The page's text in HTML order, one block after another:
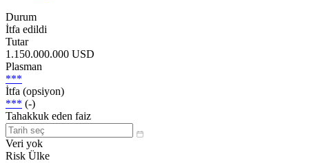
Durum
İtfa edildi
Tutar
1.150.000.000 USD
Plasman
***
İtfa (opsiyon)
*** (-)
Tahakkuk eden faiz
Veri yok
Risk Ülke